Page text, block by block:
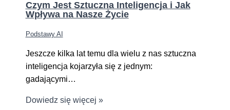
Czym Jest Sztuczna Inteligencja i Jak
Wpływa na Nasze Życie
Podstawy AI
Jeszcze kilka lat temu dla wielu z nas sztuczna
inteligencja kojarzyła się z jednym:
gadającymi…
Dowiedz się więcej »